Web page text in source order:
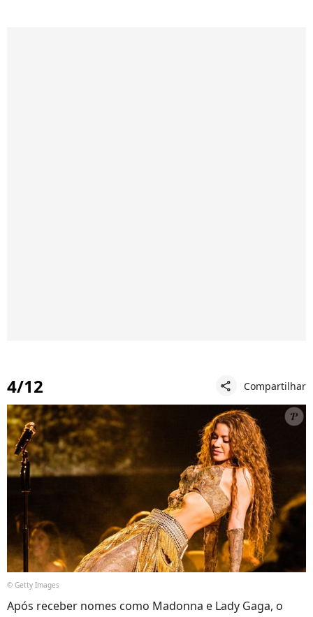
4/12 share Compartilhar
© Getty Images
Após receber nomes como Madonna e Lady Gaga, o